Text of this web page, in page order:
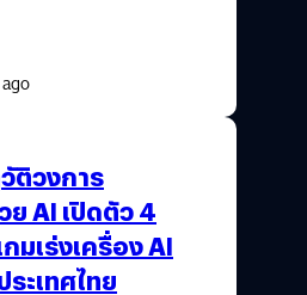
ติวงการ
AI เปิดตัว 4
มเร่งเครื่อง AI
ะเทศไทย